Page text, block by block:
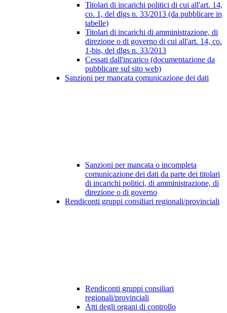
Titolari di incarichi politici di cui all'art. 14,
co. 1, del dlgs n. 33/2013 (da pubblicare in
tabelle)
Titolari di incarichi di amministrazione, di
direzione o di governo di cui all'art. 14, co.
1-bis, del dlgs n. 33/2013
Cessati dall'incarico (documentazione da
pubblicare sul sito web)
Sanzioni per mancata comunicazione dei dati
Sanzioni per mancata o incompleta
comunicazione dei dati da parte dei titolari
di incarichi politici, di amministrazione, di
direzione o di governo
Rendiconti gruppi consiliari regionali/provinciali
Rendiconti gruppi consiliari
regionali/provinciali
Atti degli organi di controllo